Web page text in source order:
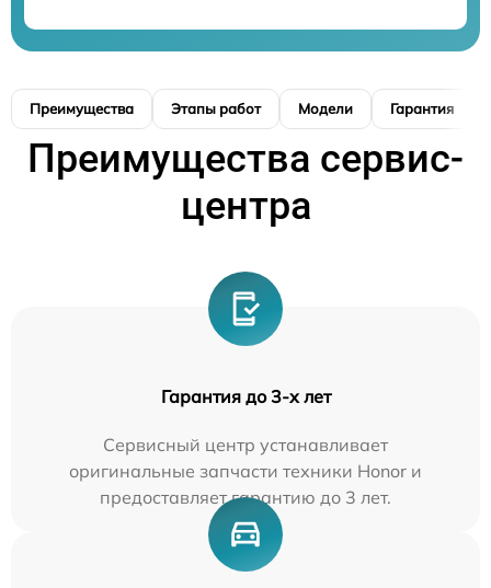
Преимущества Этапы работ Модели Гарантия
Преимущества сервис-
центра
Гарантия до 3-х лет
Сервисный центр устанавливает
оригинальные запчасти техники Honor и
предоставляет гарантию до 3 лет.